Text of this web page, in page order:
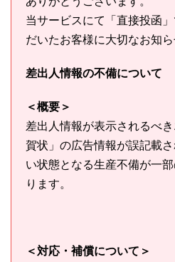
当サービスにて「直接投函
だいたお客様に大切なお知ら
差出人情報の不備について
＜概要＞
差出人情報が表示されるべ
賀状」の広告情報が誤記載
い状態となる生産不備が一
ります。
＜対応・補償について＞